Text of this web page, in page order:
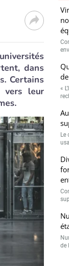
dans
Certains
vers leur
«
Le
de